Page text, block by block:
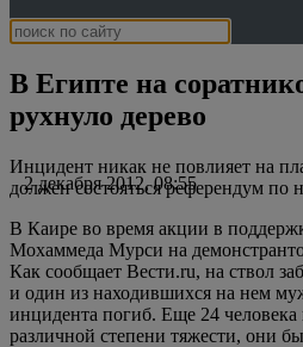
В Египте на
рухнуло дерево
2 декабря 2012, 08:55
Инцидент никак не повлияет на
должен состояться референдум по
В Каире во время акции в
Мохаммеда Мурси на
Как сообщает Вести.ru, на ствол
и один из находившихся на нем
инцидента погиб. Еще 24
различной степени тяжести, они